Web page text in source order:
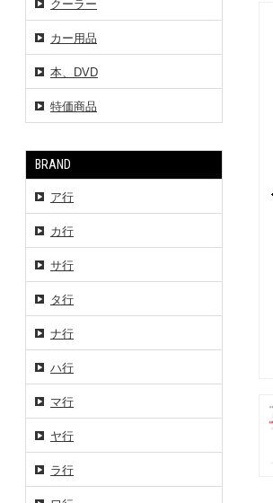
クーラー
カー用品
本、DVD
特価商品
BRAND
ア行
カ行
サ行
タ行
ナ行
ハ行
マ行
ヤ行
ラ行